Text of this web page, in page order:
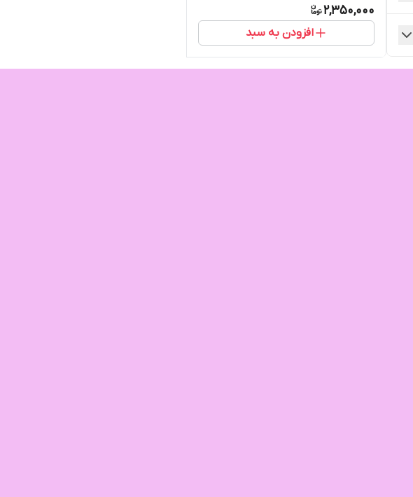
2,350,000
افزودن به سبد